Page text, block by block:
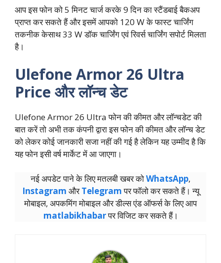
आप इस फोन को 5 मिनट चार्ज करके 9 दिन का स्टैंडबाई बैकअप
प्राप्त कर सकते हैं और इसमें आपको 120 W के फास्ट चार्जिंग
तकनीक केसाथ 33 W डॉक चार्जिंग एवं रिवर्स चार्जिंग सपोर्ट मिलता
है।
Ulefone Armor 26 Ultra
Price और लॉन्च डेट
Ulefone Armor 26 Ultra फोन की कीमत और लॉन्चडेट की
बात करें तो अभी तक कंपनी द्वारा इस फोन की कीमत और लॉन्च डेट
को लेकर कोई जानकारी सजा नहीं की गई है लेकिन यह उम्मीद है कि
यह फोन इसी वर्ष मार्केट में आ जाएगा।
नई अपडेट पाने के लिए मतलबी खबर कोWhatsApp,
Instagram औरTelegramपर फॉलो कर सकते हैं। न्‍यू
मोबाइल, अपकमिंग मोबाइल और डील्‍स एंड ऑफर्स के लिए आप
matlabikhabarपर विजिट कर सकते हैं।